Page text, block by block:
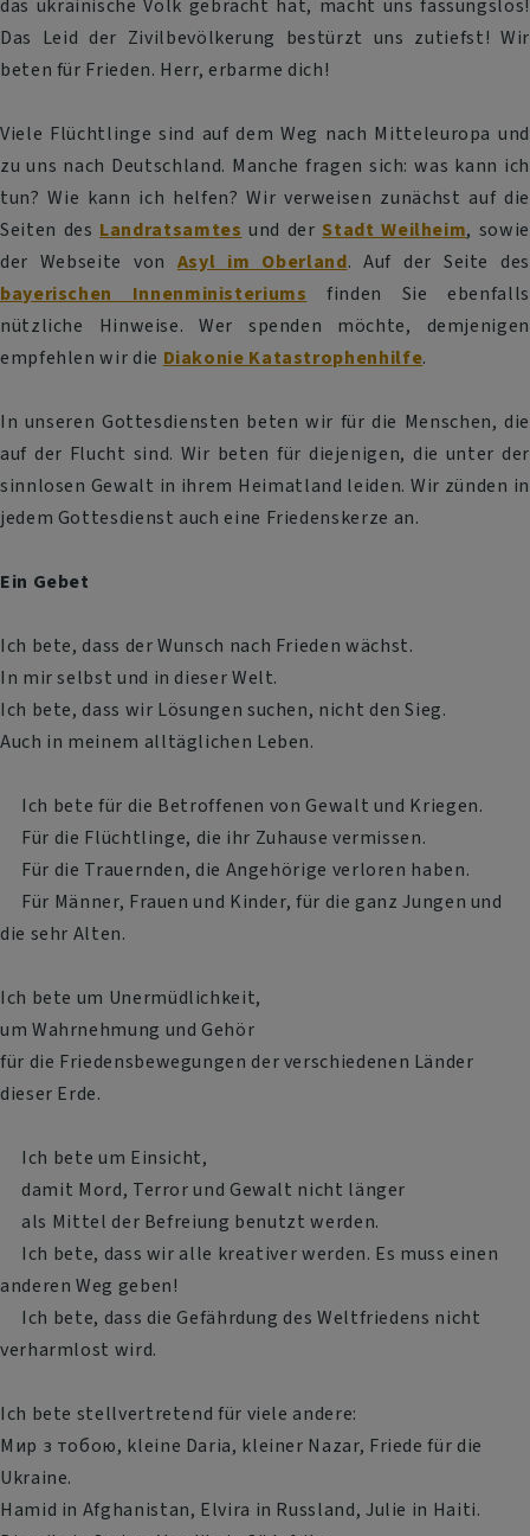
das ukrainische Volk gebracht hat, macht uns fassungslos!
Das Leid der Zivilbevölkerung bestürzt uns zutiefst! Wir
beten für Frieden. Herr, erbarme dich!
Viele Flüchtlinge sind auf dem Weg nach Mitteleuropa und
zu uns nach Deutschland. Manche fragen sich: was kann ich
tun? Wie kann ich helfen? Wir verweisen zunächst auf die
Seiten des Landratsamtes und der Stadt Weilheim, sowie
der Webseite von Asyl im Oberland. Auf der Seite des
bayerischen Innenministeriums finden Sie ebenfalls
nützliche Hinweise. Wer spenden möchte, demjenigen
empfehlen wir die Diakonie Katastrophenhilfe.
In unseren Gottesdiensten beten wir für die Menschen, die
auf der Flucht sind. Wir beten für diejenigen, die unter der
sinnlosen Gewalt in ihrem Heimatland leiden. Wir zünden in
jedem Gottesdienst auch eine Friedenskerze an.
Ein Gebet
Ich bete, dass der Wunsch nach Frieden wächst.
In mir selbst und in dieser Welt.
Ich bete, dass wir Lösungen suchen, nicht den Sieg.
Auch in meinem alltäglichen Leben.
Ich bete für die Betroffenen von Gewalt und Kriegen.
Für die Flüchtlinge, die ihr Zuhause vermissen.
Für die Trauernden, die Angehörige verloren haben.
Für Männer, Frauen und Kinder, für die ganz Jungen und
die sehr Alten.
Ich bete um Unermüdlichkeit,
um Wahrnehmung und Gehör
für die Friedensbewegungen der verschiedenen Länder
dieser Erde.
Ich bete um Einsicht,
damit Mord, Terror und Gewalt nicht länger
als Mittel der Befreiung benutzt werden.
Ich bete, dass wir alle kreativer werden. Es muss einen
anderen Weg geben!
Ich bete, dass die Gefährdung des Weltfriedens nicht
verharmlost wird.
Ich bete stellvertretend für viele andere:
Мир з тобою, kleine Daria, kleiner Nazar, Friede für die
Ukraine.
Hamid in Afghanistan, Elvira in Russland, Julie in Haiti.